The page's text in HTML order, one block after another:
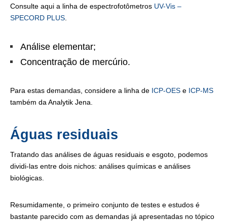
Consulte aqui a linha de espectrofotômetros UV-Vis –
SPECORD PLUS
Análise elementar;
Concentração de mercúrio.
Para estas demandas, considere a linha de ICP-OES e ICP-MS
também da Analytik Jena.
Águas residuais
Tratando das análises de águas residuais e esgoto, podemos
dividi-las entre dois nichos: análises químicas e análises
biológicas.
Resumidamente, o primeiro conjunto de testes e estudos é
bastante parecido com as demandas já apresentadas no tópico